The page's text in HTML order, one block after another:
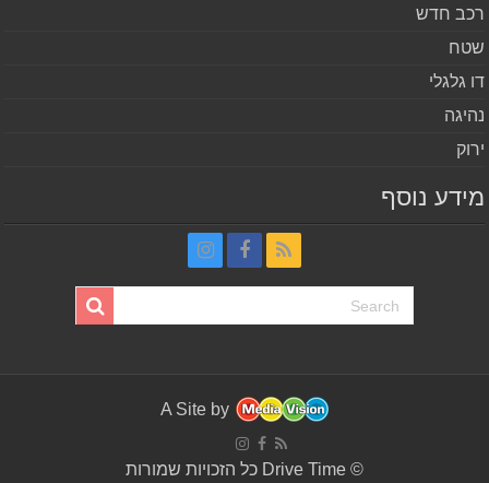
חדש
גלגלי
נוסף
A Site by